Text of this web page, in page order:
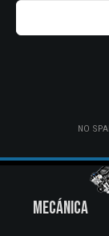
NO
MECÁNICA